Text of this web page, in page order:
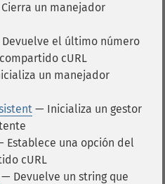
un manejador
el último número
cURL
un manejador
— Inicializa un gestor
Establece una opción del
cURL
— Devuelve un string que